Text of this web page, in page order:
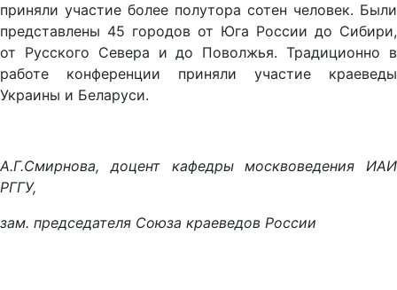
приняли участие более полутора сотен человек. Были
представлены 45 городов от Юга России до Сибири,
от Русского Севера и до Поволжья. Традиционно в
работе конференции приняли участие краеведы
Украины и Беларуси.
А.Г.Смирнова, доцент кафедры москвоведения ИАИ
РГГУ,
зам. председателя Союза краеведов России